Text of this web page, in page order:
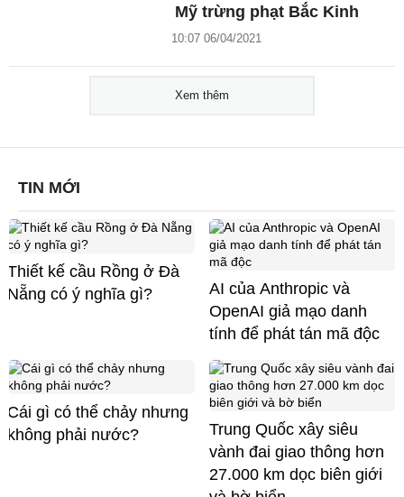
Mỹ trừng phạt Bắc Kinh
10:07 06/04/2021
Xem thêm
TIN MỚI
Thiết kế cầu Rồng ở Đà
Nẵng có ý nghĩa gì?
AI của Anthropic và
OpenAI giả mạo danh
tính để phát tán mã độc
Cái gì có thể chảy nhưng
không phải nước?
Trung Quốc xây siêu
vành đai giao thông hơn
27.000 km dọc biên giới